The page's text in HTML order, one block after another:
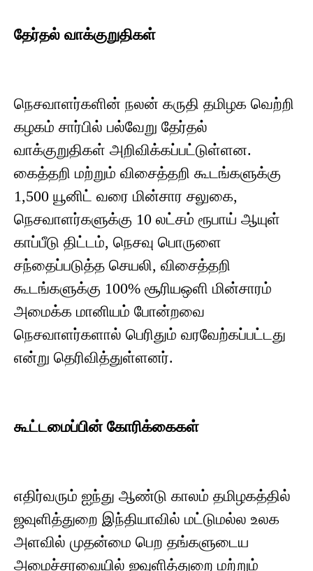
தேர்தல் வாக்குறுதிகள்
நெசவாளர்களின் நலன் கருதி தமிழக வெற்றி
கழகம் சார்பில் பல்வேறு தேர்தல்
வாக்குறுதிகள் அறிவிக்கப்பட்டுள்ளன.
கைத்தறி மற்றும் விசைத்தறி கூடங்களுக்கு
1,500 யூனிட் வரை மின்சார சலுகை,
நெசவாளர்களுக்கு 10 லட்சம் ரூபாய் ஆயுள்
காப்பீடு திட்டம், நெசவு பொருளை
சந்தைப்படுத்த செயலி, விசைத்தறி
கூடங்களுக்கு 100% சூரியஒளி மின்சாரம்
அமைக்க மானியம் போன்றவை
நெசவாளர்களால் பெரிதும் வரவேற்கப்பட்டது
என்று தெரிவித்துள்ளனர்.
கூட்டமைப்பின் கோரிக்கைகள்
எதிர்வரும் ஐந்து ஆண்டு காலம் தமிழகத்தில்
ஜவுளித்துறை இந்தியாவில் மட்டுமல்ல உலக
அளவில் முதன்மை பெற தங்களுடைய
அமைச்சரவையில் ஜவுளித்துறை மற்றும்